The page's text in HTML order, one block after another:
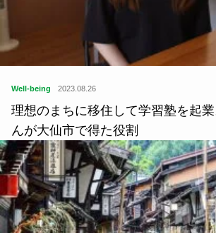
Well-being 2023.08.26
理想のまちに移住して学習塾を起
んが大仙市で得た役割